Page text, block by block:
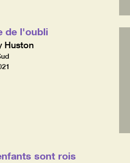
de l'oubli
Huston
sont rois